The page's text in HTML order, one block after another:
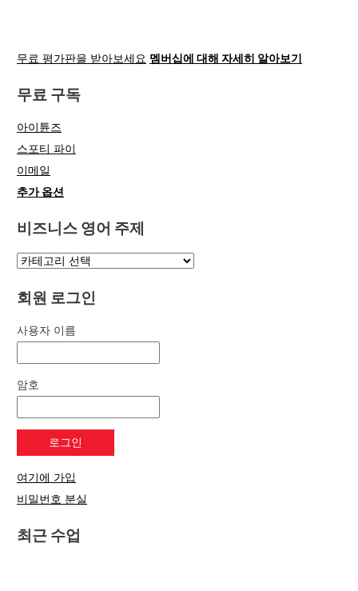
무료 평가판을 받아보세요 멤버십에 대해 자세히 알아보기
무료 구독
아이튠즈
스포티 파이
이메일
추가 옵션
비즈니스 영어 주제
회원 로그인
사용자 이름
암호
여기에 가입
비밀번호 분실
최근 수업